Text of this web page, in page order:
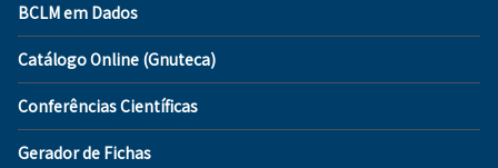
BCLM em Dados
Catálogo Online (Gnuteca)
Conferências Científicas
Gerador de Fichas